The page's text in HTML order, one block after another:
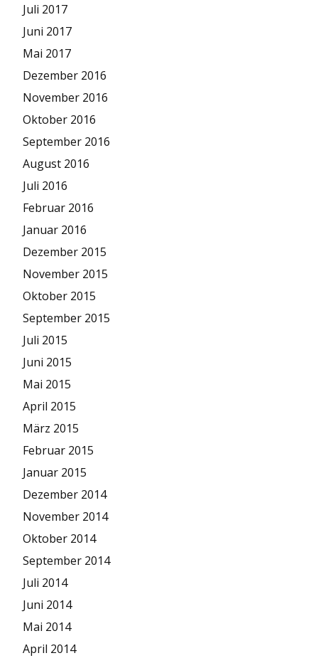
Juli 2017
Juni 2017
Mai 2017
Dezember 2016
November 2016
Oktober 2016
September 2016
August 2016
Juli 2016
Februar 2016
Januar 2016
Dezember 2015
November 2015
Oktober 2015
September 2015
Juli 2015
Juni 2015
Mai 2015
April 2015
März 2015
Februar 2015
Januar 2015
Dezember 2014
November 2014
Oktober 2014
September 2014
Juli 2014
Juni 2014
Mai 2014
April 2014